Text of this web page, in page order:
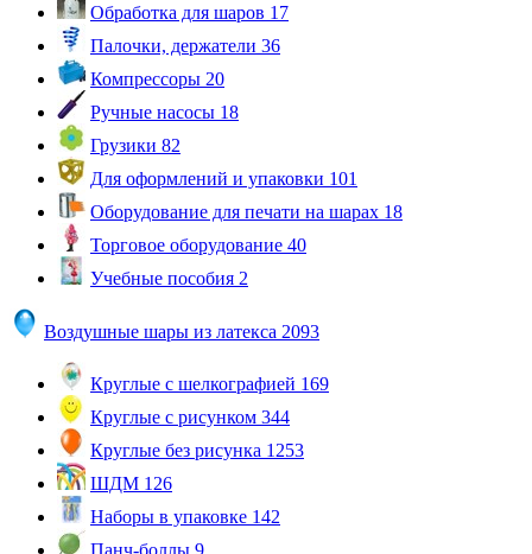
Обработка для шаров 17
Палочки, держатели 36
Компрессоры 20
Ручные насосы 18
Грузики 82
Для оформлений и упаковки 101
Оборудование для печати на шарах 18
Торговое оборудование 40
Учебные пособия 2
Воздушные шары из латекса 2093
Круглые с шелкографией 169
Круглые с рисунком 344
Круглые без рисунка 1253
ШДМ 126
Наборы в упаковке 142
Панч-боллы 9